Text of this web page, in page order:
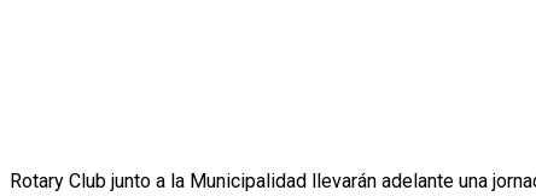
Rotary Club junto a la Municipalidad llevarán adelante una